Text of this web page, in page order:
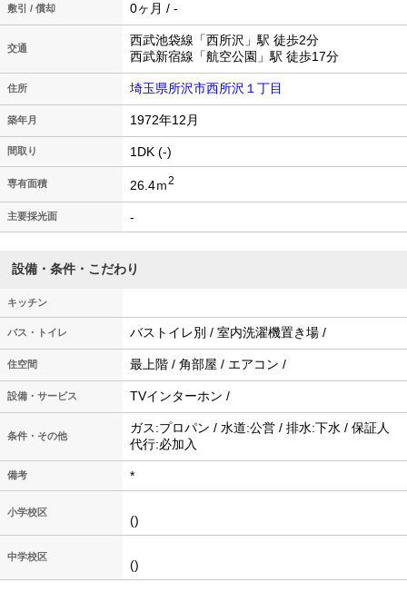
敷引 / 償却 0ヶ月 / -
交通
西武池袋線「西所沢」駅 徒歩2分
西武新宿線「航空公園」駅 徒歩17分
住所 埼玉県所沢市西所沢１丁目
築年月 1972年12月
間取り 1DK (-)
専有面積 26.4ｍ2
主要採光面 -
設備・条件・こだわり
キッチン
バス・トイレ バストイレ別 / 室内洗濯機置き場 /
住空間 最上階 / 角部屋 / エアコン /
設備・サービス TVインターホン /
条件・その他
ガス:プロパン / 水道:公営 / 排水:下水 / 保証人
代行:必加入
備考 *
小学校区
()
中学校区
()